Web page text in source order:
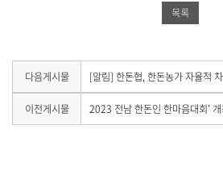
기
유
하
목록
다음게시물
다
음
게
[알림] 한돈협, 한돈농가 자율적
이전게시물
이
전
2023 전남 한돈인 한마음대회’ 개